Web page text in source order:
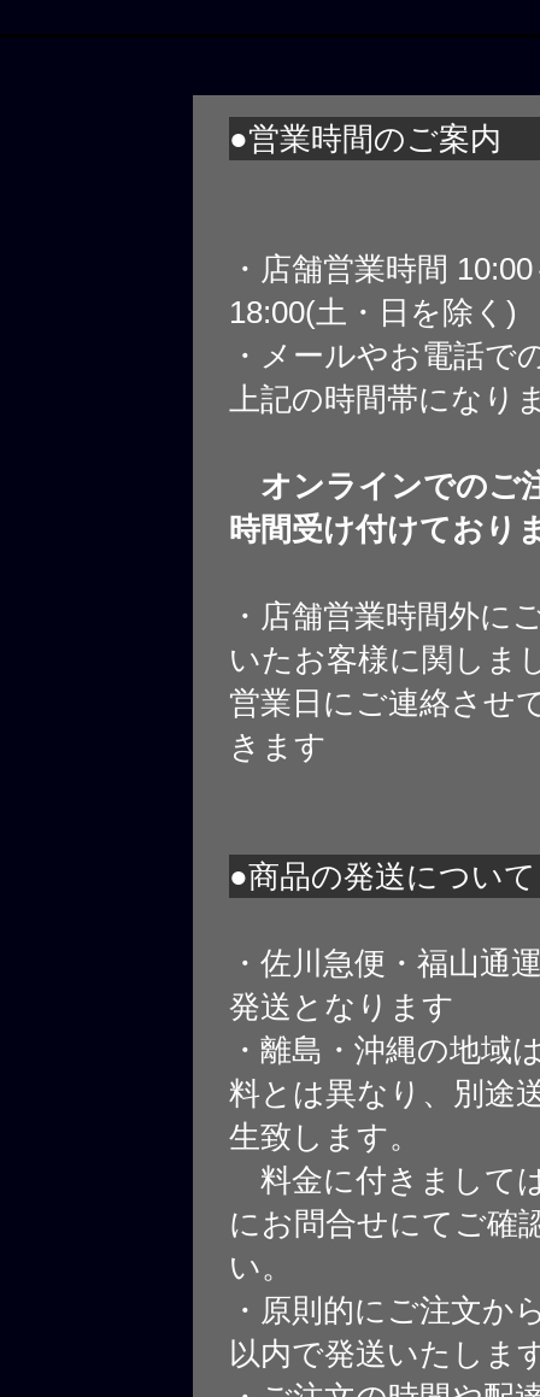
●営業時間のご案内
・店舗営業時間
18:00(土・日を除く)
・メールやお電話で
上記の時間帯になり
オンラインでのご
時間受け付けており
・店舗営業時間外に
いたお客様に関しま
営業日にご連絡させ
きます
●商品の発送について
・佐川急便・福山通
発送となります
・離島・沖縄の地域
料とは異なり、別途
生致します。
料金に付きまして
にお問合せにてご確
い。
・原則的にご注文か
以内で発送いたしま